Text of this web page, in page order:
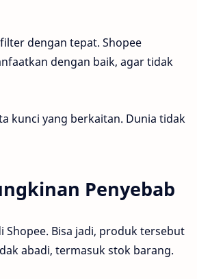
dengan tepat. Shopee
dengan baik, agar tidak
kunci yang berkaitan. Dunia tidak
Penyebab
Bisa jadi, produk tersebut
abadi, termasuk stok barang.